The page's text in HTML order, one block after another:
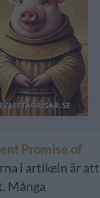
Promise of
i artikeln är att
Många